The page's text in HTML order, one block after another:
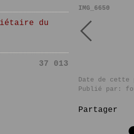
du
37 013
IMG_6650
Date de cette
Publié par:
Partager